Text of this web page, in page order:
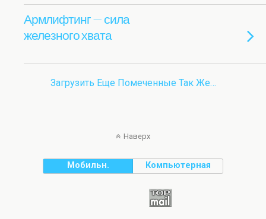
Армлифтинг — сила
железного хвата
Загрузить Еще Помеченные Так Же…
Наверх
Мобильн. Компьютерная